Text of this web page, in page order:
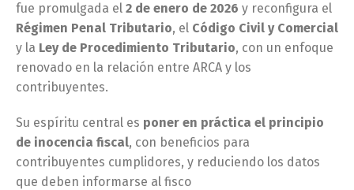
fue promulgada el 2 de enero de 2026 y reconfigura el
Régimen Penal Tributario, el Código Civil y Comercial
y la Ley de Procedimiento Tributario, con un enfoque
renovado en la relación entre ARCA y los
contribuyentes.
Su espíritu central es poner en práctica el principio
de inocencia fiscal, con beneficios para
contribuyentes cumplidores, y reduciendo los datos
que deben informarse al fisco